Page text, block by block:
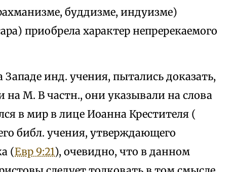
буддизме, индуизме)
приобрела характер непререкаемого
инд. учения, пытались доказать,
на М. В частн., они указывали на слова
в мир в лице Иоанна Крестителя (
библ. учения, утверждающего
(Евр 9:21), очевидно, что в данном